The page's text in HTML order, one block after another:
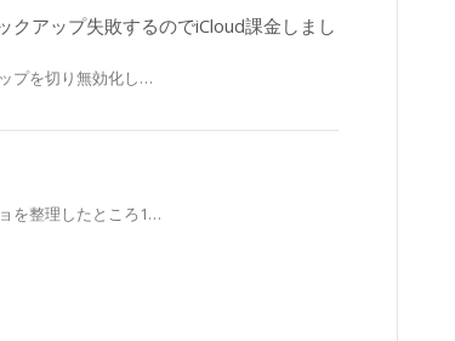
アップ失敗するのでiCloud課金しまし
プを切り無効化し…
を整理したところ1…